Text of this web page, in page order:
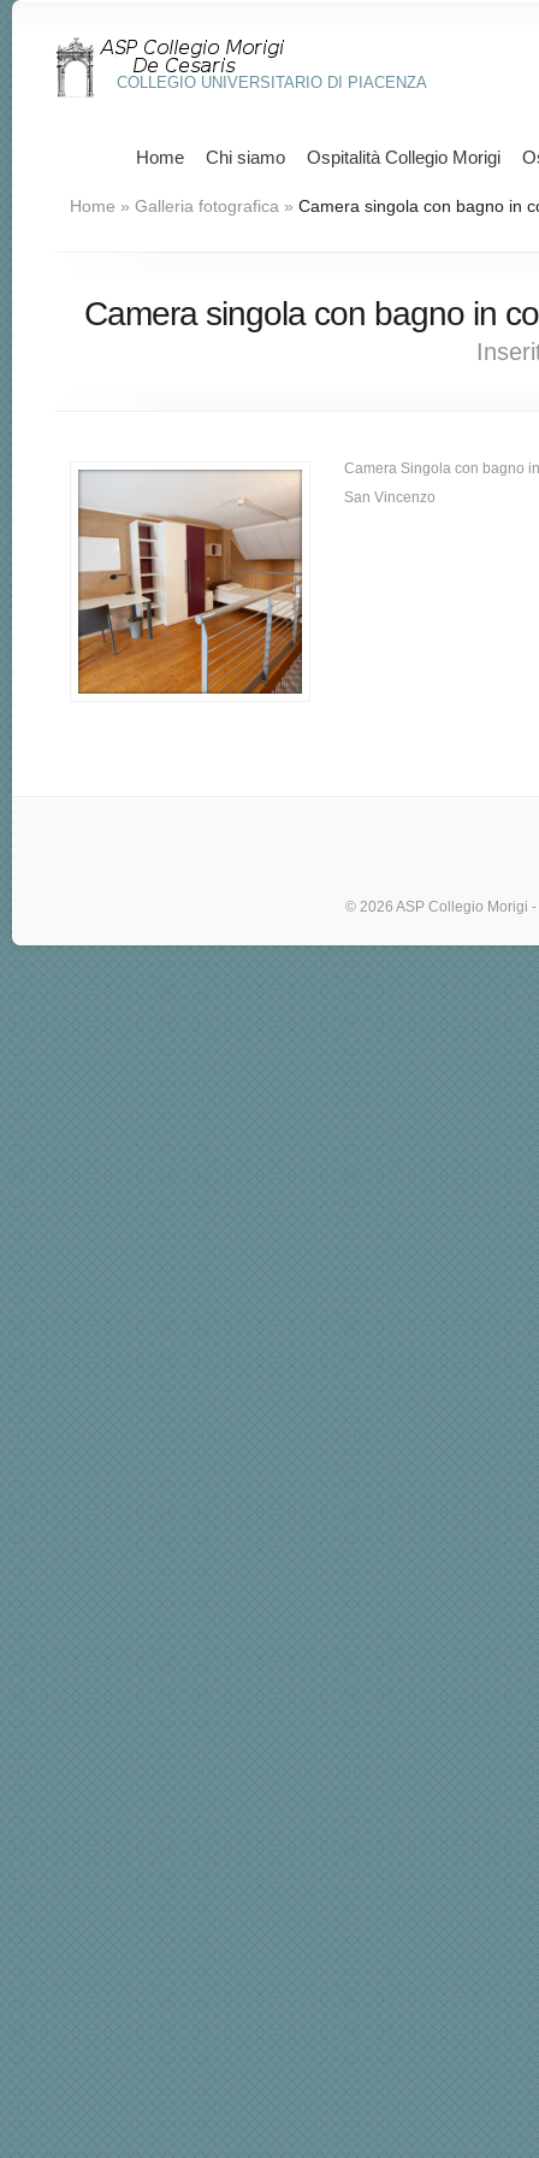
COLLEGIO UNIVERSITARIO DI PIACENZA
Home Chi siamo Ospitalità Collegio Morigi
Home » Galleria fotografica » Camera singola con bagno in
Camera singola con bagno in
Camera Singola con bagno
San Vincenzo
© 2026 ASP Collegio Morigi